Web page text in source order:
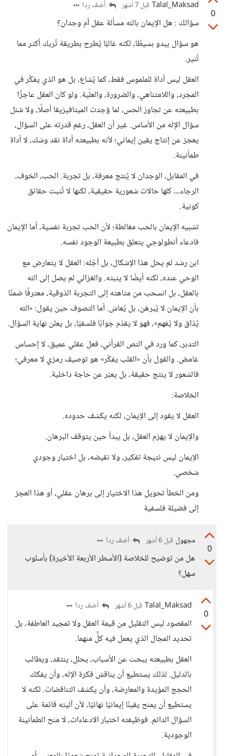
0
Talal_Maksad قبل 7 أشهر أضف ردا
سؤالك : هل الإيمان بالله مسألة عقل أم وجدان؟
هو سؤال يبدو بسيطًا، لكنه غالبًا يُطرح بطريقة تُربك أكثر مما
تُنير.
العقل ليس أداة للملموس فقط، كما يُشاع، بل هو الذي يفكّر في
المجرد، واللامتناهي، والضرورة، والعلّية. ولو كان العقل عاجزًا
بطبيعته عن تجاوز الحس، لما وُجدت الميتافيزيقا أصلًا، ولا سُئل
سؤال الإله من الأساس. غير أن العقل، رغم قدرته على السؤال،
يعجز عن إنتاج يقين إيماني؛ لأنه بطبيعته أداة نقد وشك، لا أداة
طمأنينة.
في المقابل، الوجدان لا يُنتج معرفة، بل تجربة. الحب، الخوف،
الرجاء… كلها حالات شعورية حقيقية، لكنها لا تُثبت حقائق
كونية.
تشبيه الإيمان بالحب مغالطة؛ لأن الحب تجربة نفسية، أما الإيمان
فادعاء أنطولوجي يتعلق بطبيعة الوجود نفسه.
ابن رشد لم يحل هذا الإشكال، بل أجّله: العقل لا يتعارض مع
الوحي عنده، لكنه أيضًا لا يثبته. والغزالي لم يصل إلى الله
بالعقل، بل انسحب من متاهته إلى التجربة الذوقية، معترفًا ضمنًا
بأن الإيمان لا يُبرهَن، بل يُعاش. أما التصوف حين يقول: «الله
يُذاق ولا يُفهم»، فهو لا يقدّم جوابًا فلسفيًا، بل يعلن نهاية السؤال.
التدبر، كما ورد في النص القرآني، فعل عقلي عميق، لا إحساس
غامض. والقول بأن «القلب يفكّر» هو توصيف رمزي لا معرفي؛
فالشعور لا ينتج حقيقة، بل يعبّر عن حاجة داخلية.
الخلاصة:
العقل لا يقود إلى الإيمان، لكنه يكشف حدوده.
والإيمان لا يهزم العقل، بل يبدأ حين يتوقف البرهان.
الإيمان ليس نتيجة تفكير، ولا نقيضه، بل اختيار وجودي
شخصي.
ومن الخطأ تحويل هذا الاختيار إلى برهان عقلي، أو هذا العجز
إلى فضيلة فلسفية
0
مجهول قبل 6 أشهر أضف ردا
هل من توضيح للخلاصة (الأسطر الأربعة الأخيرة) بأسلوب
سهل؟
0
Talal_Maksad قبل 6 أشهر أضف ردا
المقصود ليس التقليل من قيمة العقل ولا تمجيد العاطفة، بل
تحديد المجال الذي يعمل فيه كلٌّ منهما.
العقل بطبيعته يبحث عن الأسباب، يحلل، ينتقد، ويطالب
بالدليل. لذلك يستطيع أن يناقش فكرة الإله، وأن يفكك
الحجج المؤيدة والمعارضة، وأن يكشف التناقضات. لكنه لا
يستطيع أن يمنح يقينًا إيمانيًا نهائيًا، لأن آليته قائمة على
السؤال الدائم. فوظيفته اختبار الادعاءات، لا منح الطمأنينة
الوجودية.